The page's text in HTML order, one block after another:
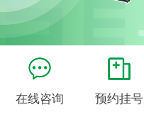
在线咨询 预约挂号